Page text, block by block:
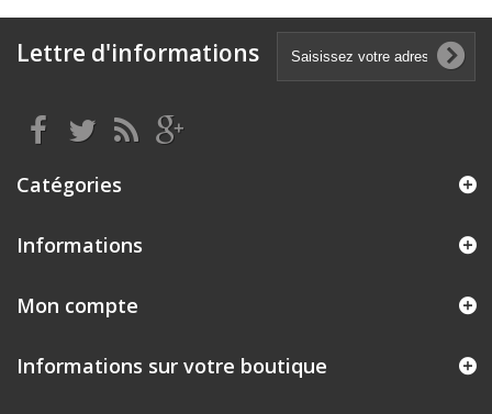
Lettre d'informations
Catégories
Informations
Mon compte
Informations sur votre boutique